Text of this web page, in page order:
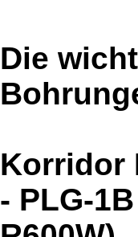
Die
Korridor
- PLG-